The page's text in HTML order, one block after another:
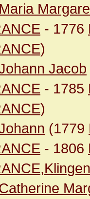
- 1776
)
Jacob
- 1785
)
(1779
- 1806